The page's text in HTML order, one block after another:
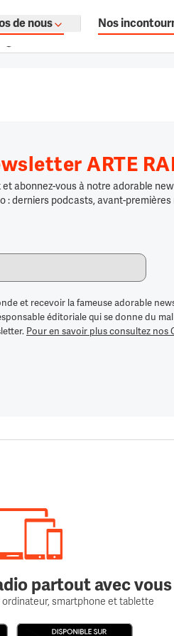
de nous Nos
ARTE
abonnez-vous à notre adorable
: derniers podcasts, avant-
et recevoir la fameuse adorable
éditoriale qui se donne du
Pour en savoir plus consultez nos
partout avec vous
smartphone et tablette